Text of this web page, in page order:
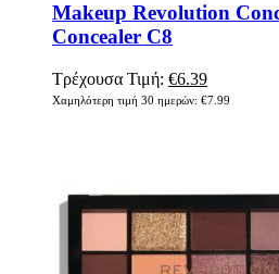
Makeup Revolution
Concealer C8
Τρέχουσα Τιμή: Original
price
€6.39Η
τρέχουσα
Χαμηλότερη τιμή 30 ημερών: €7.99